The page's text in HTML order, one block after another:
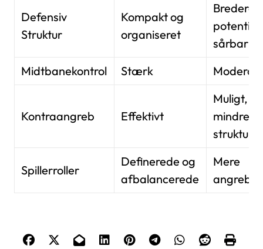
Defensiv
Struktur
Kompakt og
organiseret
Bredere,
potentielt
sårbar
Midtbanekontrol
Stærk Moderat
Kontraangreb Effektivt
Muligt,
mindre
Spillerroller
Definerede og
afbalancerede
Mere